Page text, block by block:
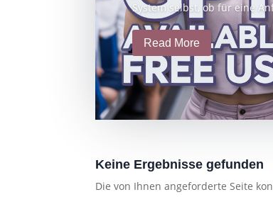
System selbst, ob für eine
Read More
Keine Ergebnisse gefunden
Die von Ihnen angeforderte Seite